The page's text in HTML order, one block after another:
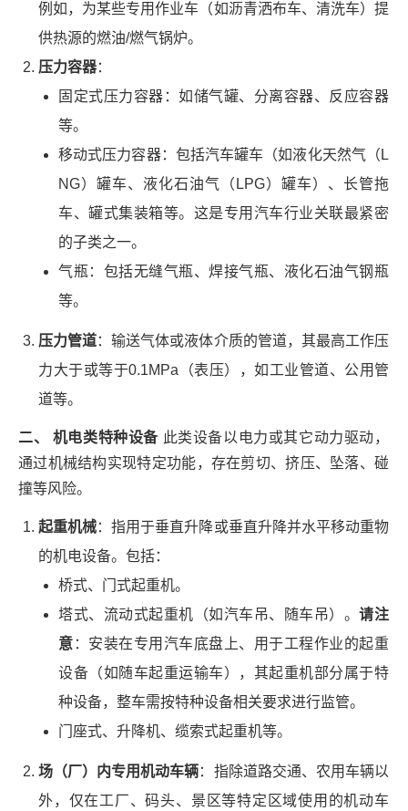
例如，为某些专用作业车（如沥青洒布车、清洗车）提
供热源的燃油/燃气锅炉。
压力容器：
固定式压力容器：如储气罐、分离容器、反应容器
等。
移动式压力容器：包括汽车罐车（如液化天然气（L
NG）罐车、液化石油气（LPG）罐车）、长管拖
车、罐式集装箱等。这是专用汽车行业关联最紧密
的子类之一。
气瓶：包括无缝气瓶、焊接气瓶、液化石油气钢瓶
等。
压力管道：输送气体或液体介质的管道，其最高工作压
力大于或等于0.1MPa（表压），如工业管道、公用管
道等。
二、 机电类特种设备 此类设备以电力或其它动力驱动，
通过机械结构实现特定功能，存在剪切、挤压、坠落、碰
撞等风险。
起重机械：指用于垂直升降或垂直升降并水平移动重物
的机电设备。包括：
桥式、门式起重机。
塔式、流动式起重机（如汽车吊、随车吊）。请注
意 ：安装在专用汽车底盘上、用于工程作业的起重
设备（如随车起重运输车），其起重机部分属于特
种设备，整车需按特种设备相关要求进行监管。
门座式、升降机、缆索式起重机等。
场（厂）内专用机动车辆：指除道路交通、农用车辆以
外，仅在工厂、码头、景区等特定区域使用的机动车